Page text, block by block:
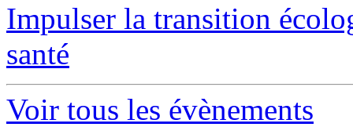
Impulser la transition
santé
Voir tous les évènements